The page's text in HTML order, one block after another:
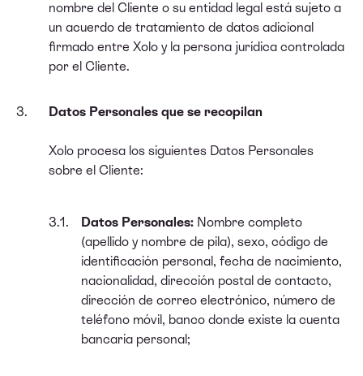
nombre del Cliente o su entidad legal está sujeto a
un acuerdo de tratamiento de datos adicional
firmado entre Xolo y la persona jurídica controlada
por el Cliente.
Datos Personales que se recopilan
Xolo procesa los siguientes Datos Personales
sobre el Cliente:
Datos Personales: Nombre completo
(apellido y nombre de pila), sexo, código de
identificación personal, fecha de nacimiento,
nacionalidad, dirección postal de contacto,
dirección de correo electrónico, número de
teléfono móvil, banco donde existe la cuenta
bancaria personal;